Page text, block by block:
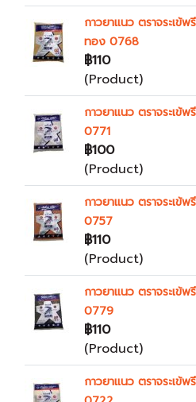
กาวยาแนว ตราจระเข้
ทอง 0768
฿110
(Product)
กาวยาแนว ตราจระเข้
0771
฿100
(Product)
กาวยาแนว ตราจระเข้
0757
฿110
(Product)
กาวยาแนว ตราจระเข้
0779
฿110
(Product)
กาวยาแนว ตราจระเ